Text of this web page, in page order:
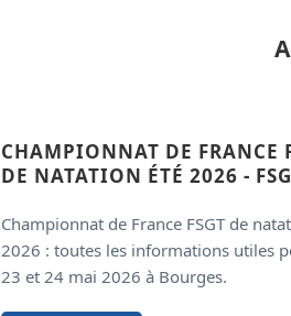
CHAMPIONNAT DE FRANCE
DE NATATION ÉTÉ 2026 -
Championnat de France FSGT de
2026 : toutes les informations utiles
23 et 24 mai 2026 à Bourges.